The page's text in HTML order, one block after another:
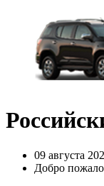
09 августа
Добро